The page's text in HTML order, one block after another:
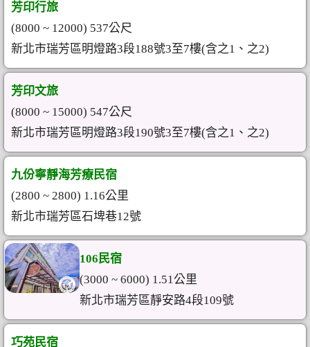
芳印行旅
(8000 ~ 12000) 537公尺
新北市瑞芳區明燈路3段188號3至7樓(含之1、之2)
芳印文旅
(8000 ~ 15000) 547公尺
新北市瑞芳區明燈路3段190號3至7樓(含之1、之2)
九份寧靜海芳療民宿
(2800 ~ 2800) 1.16公里
新北市瑞芳區石埤巷12號
106民宿
(3000 ~ 6000) 1.51公里
新北市瑞芳區靜安路4段109號
巧苑民宿